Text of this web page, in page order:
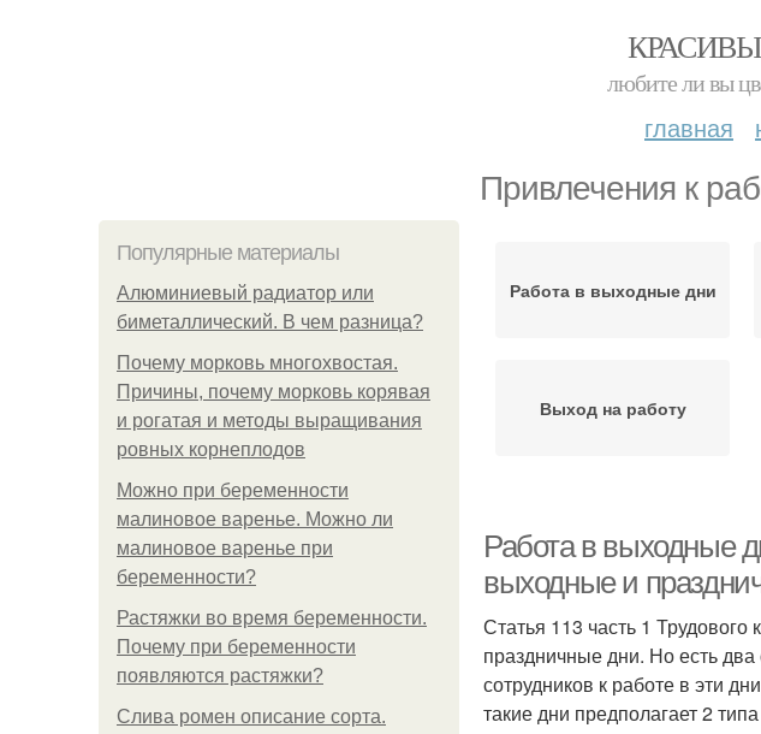
любите ли вы
главная
Привлечения к
Популярные материалы
Алюминиевый радиатор или
биметаллический. В чем разница?
Почему морковь многохвостая.
Причины, почему морковь корявая
и рогатая и методы выращивания
ровных корнеплодов
Можно при беременности
малиновое варенье. Можно ли
малиновое варенье при
беременности?
Растяжки во время беременности.
Почему при беременности
появляются растяжки?
Слива ромен описание сорта.
Работа в выходные дни
Выход на работу
Работа в выходные
выходные и
Статья 113 часть 1
праздничные дни. Но есть два
сотрудников к работе в эти
такие дни предполагает 2